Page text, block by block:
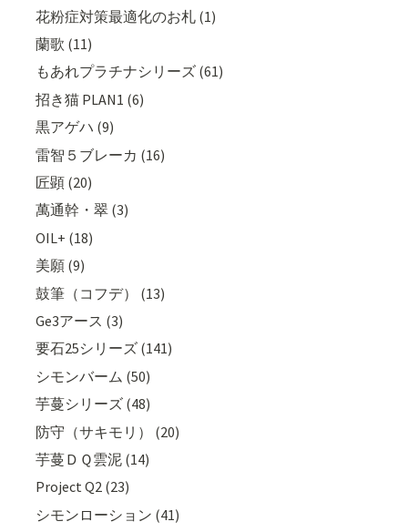
花粉症対策最適化のお札 (1)
蘭歌 (11)
もあれプラチナシリーズ (61)
招き猫 PLAN1 (6)
黒アゲハ (9)
雷智５ブレーカ (16)
匠顕 (20)
萬通幹・翠 (3)
OIL+ (18)
美願 (9)
鼓筆（コフデ） (13)
Ge3アース (3)
要石25シリーズ (141)
シモンバーム (50)
芋蔓シリーズ (48)
防守（サキモリ） (20)
芋蔓ＤＱ雲泥 (14)
Project Q2 (23)
シモンローション (41)